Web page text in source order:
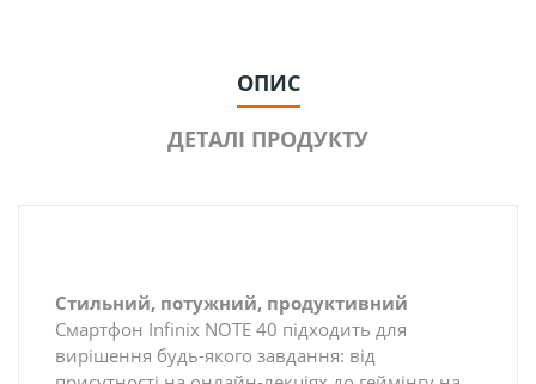
ОПИС
ДЕТАЛІ ПРОДУКТУ
Стильний, потужний, продуктивний
Смартфон Infinix NOTE 40 підходить для
вирішення будь-якого завдання: від